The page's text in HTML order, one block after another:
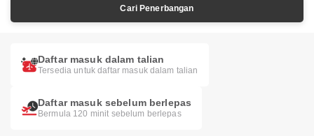
Cari Penerbangan
Daftar masuk dalam talian
Tersedia untuk daftar masuk dalam talian
Daftar masuk sebelum berlepas
Bermula 120 minit sebelum berlepas